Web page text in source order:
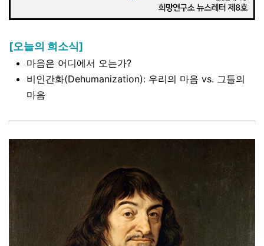
[오늘의 희소식]
마음은 어디에서 오는가?
비인간화(Dehumanization): 우리의 마음 vs. 그들의
마음